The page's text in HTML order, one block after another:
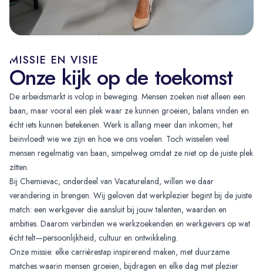
MISSIE EN VISIE
Onze kijk op de toekomst
De arbeidsmarkt is volop in beweging. Mensen zoeken niet alleen een
baan, maar vooral een plek waar ze kunnen groeien, balans vinden en
écht iets kunnen betekenen. Werk is allang meer dan inkomen; het
beïnvloedt wie we zijn en hoe we ons voelen. Toch wisselen veel
mensen regelmatig van baan, simpelweg omdat ze niet op de juiste plek
zitten.
Bij Chemievac, onderdeel van Vacatureland, willen we daar
verandering in brengen. Wij geloven dat werkplezier begint bij de juiste
match: een werkgever die aansluit bij jouw talenten, waarden en
ambities. Daarom verbinden we werkzoekenden en werkgevers op wat
écht telt—persoonlijkheid, cultuur en ontwikkeling.
Onze missie: elke carrièrestap inspirerend maken, met duurzame
matches waarin mensen groeien, bijdragen en elke dag met plezier